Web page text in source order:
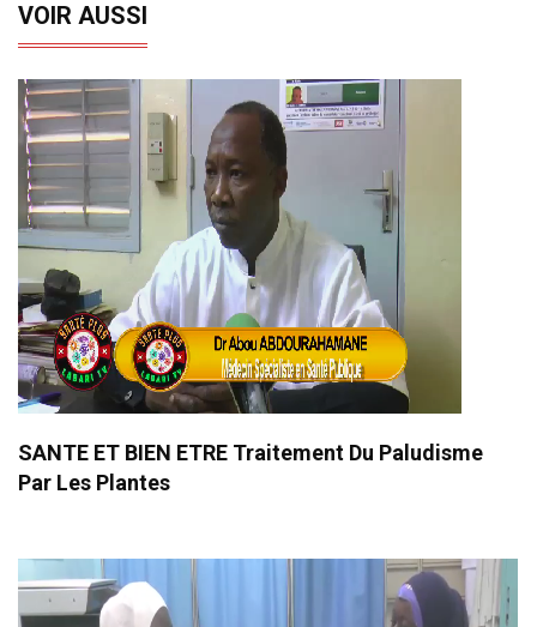
VOIR AUSSI
SANTE ET BIEN ETRE Traitement Du Paludisme
Par Les Plantes